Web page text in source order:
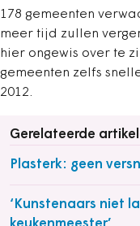
178 gemeenten
meer tijd zullen
hier ongewis over te
gemeenten zelfs
2012.
Gerelateerde
Plasterk: geen
‘Kunstenaars niet